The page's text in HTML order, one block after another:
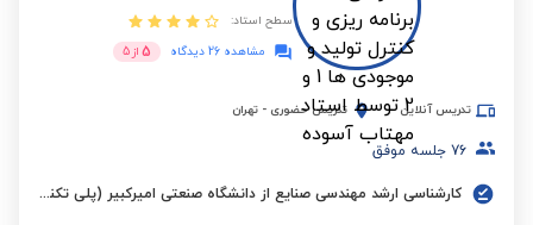
سطح استاد:
مشاهده 26 دیدگاه
5 از 5
تدریس آنلاین تدریس حضوری - تهران
76 جلسه موفق
کارشناسی ارشد مهندسی صنایع از دانشگاه صنعتی امیرکبیر (پلی تکنیک تهران)